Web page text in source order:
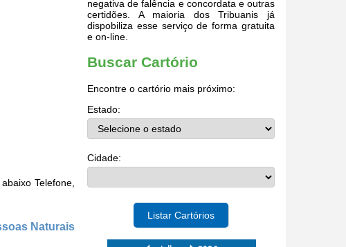
Telefone,
Naturais
negativa de falência e concordata e outras
certidões. A maioria dos Tribuanis já
dispobiliza esse serviço de forma gratuita
e on-line.
Buscar Cartório
Encontre o cartório mais próximo:
Estado:
Cidade:
Listar Cartórios